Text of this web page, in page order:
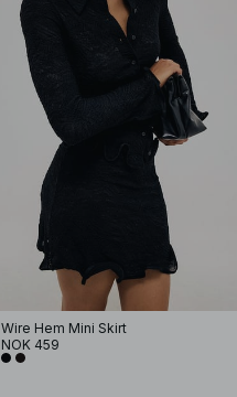
Wire Hem Mini Skirt
NOK 459